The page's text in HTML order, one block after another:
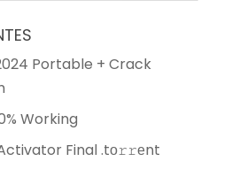
Portable + Crack
Working
Final .tо𝚛𝚛еnt